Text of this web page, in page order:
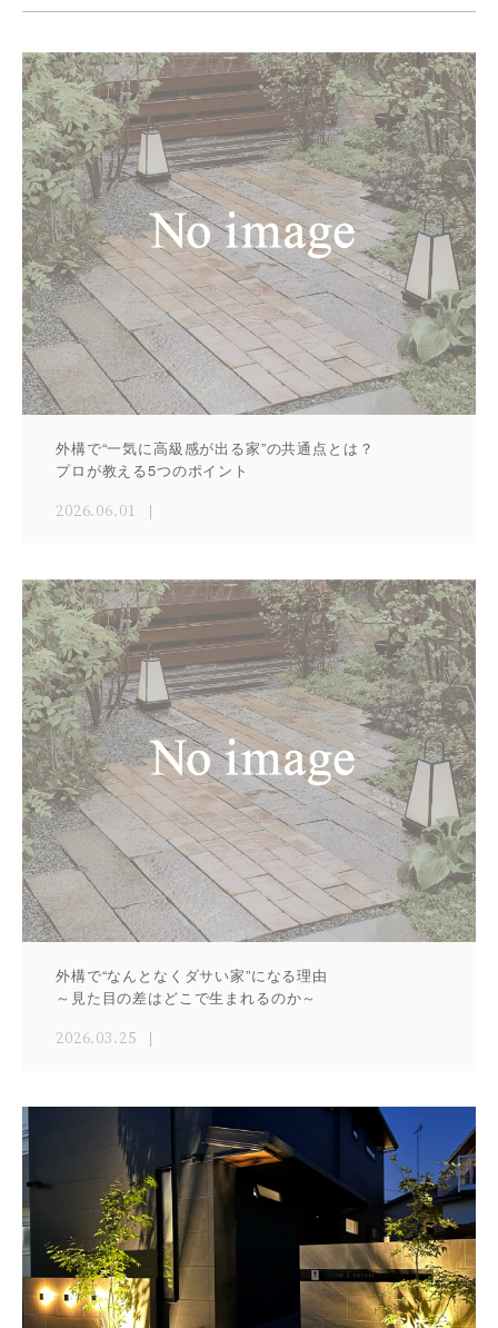
外構で“一気に高級感が出る家”の共通点とは？
プロが教える5つのポイント
2026.06.01
外構で“なんとなくダサい家”になる理由
～見た目の差はどこで生まれるのか～
2026.03.25